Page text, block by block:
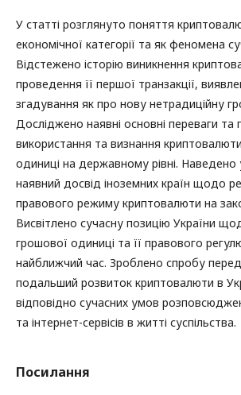
У статті розглянуто поняття
економічної категорії та як феномена
Відстежено історію виникнення
проведення її першої транзакції,
згадування як про нову нетрадиційну
Досліджено наявні основні переваги та
використання та визнання
одиниці на державному рівні. Наведено
наявний досвід іноземних країн щодо
правового режиму криптовалюти на
Висвітлено сучасну позицію України
грошової одиниці та її правового
найближчий час. Зроблено спробу
подальший розвиток криптовалюти в
відповідно сучасних умов
та інтернет-сервісів в житті суспільства.
Посилання